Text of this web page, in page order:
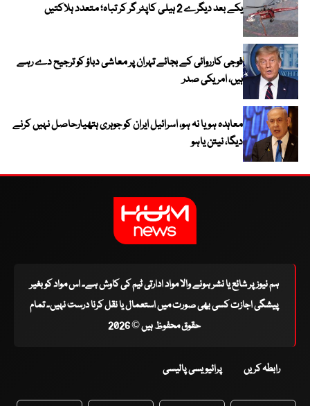
یکے بعد دیگرے 2 ہیلی کاپٹر گر کر تباہ؛ متعدد ہلاکتیں
فوجی کارروائی کے بجائے تہران پر معاشی دباؤ کو ترجیح دے رہے
ہیں، امریکی صدر
معاہدہ ہو یا نہ ہو، اسرائیل ایران کو جوہری ہتھیارحاصل نہیں کرنے
دیگا، نیتن یاہو
ہم نیوز پر شائع یا نشر ہونے والا مواد ادارتی ٹیم کی کاوش ہے۔ اس مواد کو بغیر
پیشگی اجازت کسی بھی صورت میں استعمال یا نقل کرنا درست نہیں۔ تمام
حقوق محفوظ ہیں © 2026
رابطہ کریں پرائیویسی پالیسی